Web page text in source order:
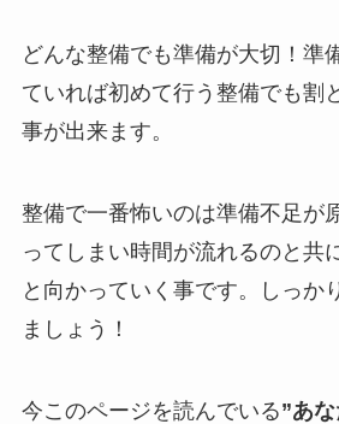
どんな整備でも準備が大切！準
ていれば初めて行う整備でも割
事が出来ます。
整備で一番怖いのは準備不足が
ってしまい時間が流れるのと共
と向かっていく事です。しっか
ましょう！
今このページを読んでいる”あ